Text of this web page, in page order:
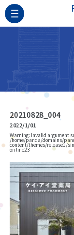
20210828_004
2022/1/01
Warning: Invalid argument
/home/panda/domains/
content/themes/release1/
on line23